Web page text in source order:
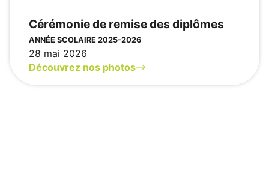
Cérémonie de remise des diplômes
ANNÉE SCOLAIRE 2025-2026
28 mai 2026
Découvrez nos photos